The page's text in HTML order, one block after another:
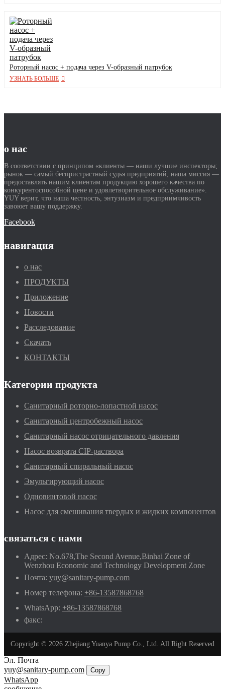
Роторный насос + подача через V-образный патрубок
УЗНАТЬ БОЛЬШЕ
о нас
В соответствии с принципом «клиенты — наши лучшие инспекторы;
рынок — самый беспристрастный судья предприятий; наша миссия —
предоставлять нашим клиентам продукцию хорошего качества по
конкурентоспособной цене и удовлетворительное обслуживание».
YUY верит, что наша честность, энтузиазм и предприимчивость
завоюет вашу поддержку.
Facebook
навигация
о нас
ПРОДУКТЫ
Приложение
Новости
Расследование
Скачать
КОНТАКТЫ
Категории продукта
Санитарный роторно-лопастной насос
Санитарный центробежный насос
Санитарный насос отрицательного давления
Насос возврата CIP-раствора
Санитарный спиральный насос
Эмульгирующий насос
Одновинтовой насос
Насос для смешивания твердых и жидких компонентов
связаться с нами
Адрес: No.678,The Second Avenue,Binhai Zone of
Wenzhou Economic and Technology Development Zone
Почта: yuy@sanitary-pump.com
Номер телефона: +86-13587868768
WhatsApp: +86-13587868768
факс:
Copyright © 2026 Zhejiang Yuanya Pump Co., Ltd. All Right Reserved
Эл. Почта
yuy@sanitary-pump.com
Copy
WhatsApp